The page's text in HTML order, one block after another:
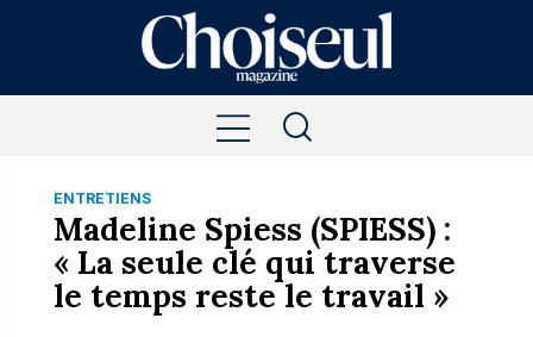
ENTRETIENS
Madeline Spiess (SPIESS) :
« La seule clé qui traverse
le temps reste le travail »